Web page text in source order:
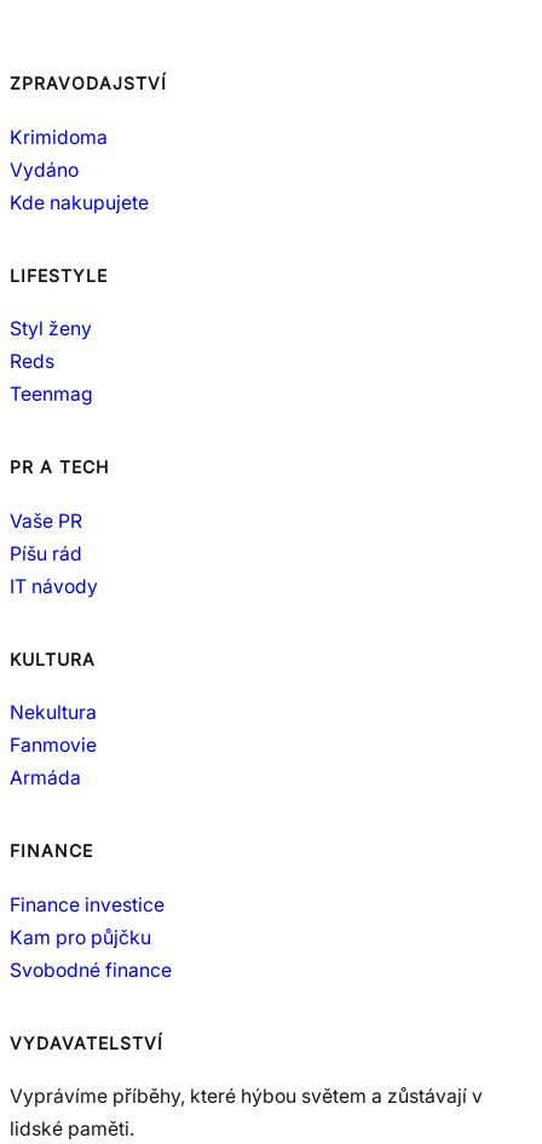
ZPRAVODAJSTVÍ
Krimidoma
Vydáno
Kde nakupujete
LIFESTYLE
Styl ženy
Reds
Teenmag
PR A TECH
Vaše PR
Píšu rád
IT návody
KULTURA
Nekultura
Fanmovie
Armáda
FINANCE
Finance investice
Kam pro půjčku
Svobodné finance
VYDAVATELSTVÍ
Vyprávíme příběhy, které hýbou světem a zůstávají v
lidské paměti.